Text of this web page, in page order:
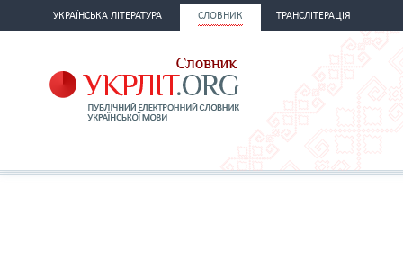
УКРАЇНСЬКА ЛІТЕРАТУРА СЛОВНИК ТРАНСЛІТЕРАЦІЯ